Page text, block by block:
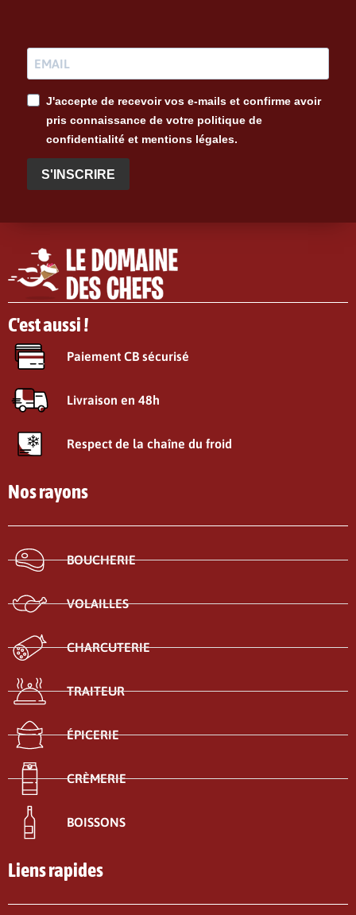
J'accepte de recevoir vos e-mails et confirme avoir
pris connaissance de votre politique de
confidentialité et mentions légales.
S'INSCRIRE
C'est aussi !
Paiement CB sécurisé
Livraison en 48h
Respect de la chaîne du froid
Nos rayons
BOUCHERIE
VOLAILLES
CHARCUTERIE
TRAITEUR
ÉPICERIE
CRÈMERIE
BOISSONS
Liens rapides